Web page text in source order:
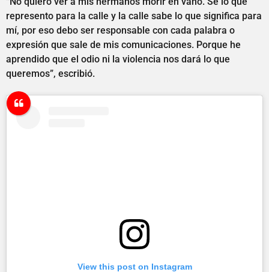
represento para la calle y la calle sabe lo que significa para
mí, por eso debo ser responsable con cada palabra o
expresión que sale de mis comunicaciones. Porque he
aprendido que el odio ni la violencia nos dará lo que
queremos”, escribió.
View this post on Instagram